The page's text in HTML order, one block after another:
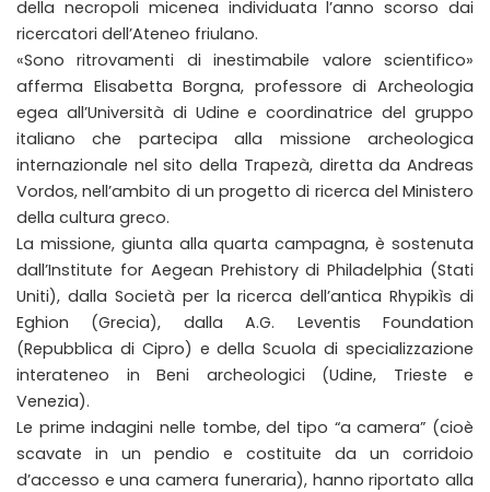
della necropoli micenea individuata l’anno scorso dai
ricercatori dell’Ateneo friulano.
«Sono ritrovamenti di inestimabile valore scientifico»
afferma Elisabetta Borgna, professore di Archeologia
egea all’Università di Udine e coordinatrice del gruppo
italiano che partecipa alla missione archeologica
internazionale nel sito della Trapezà, diretta da Andreas
Vordos, nell’ambito di un progetto di ricerca del Ministero
della cultura greco.
La missione, giunta alla quarta campagna, è sostenuta
dall’Institute for Aegean Prehistory di Philadelphia (Stati
Uniti), dalla Società per la ricerca dell’antica Rhypikìs di
Eghion (Grecia), dalla A.G. Leventis Foundation
(Repubblica di Cipro) e della Scuola di specializzazione
interateneo in Beni archeologici (Udine, Trieste e
Venezia).
Le prime indagini nelle tombe, del tipo “a camera” (cioè
scavate in un pendio e costituite da un corridoio
d’accesso e una camera funeraria), hanno riportato alla